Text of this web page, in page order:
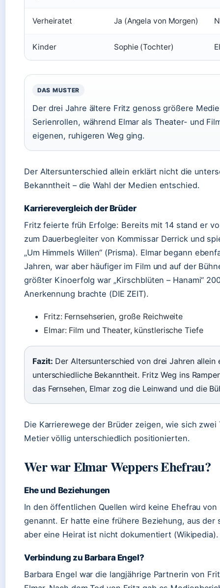
Verheiratet Ja (Angela von Morgen)
Kinder Sophie (Tochter)
DAS MUSTER
Der drei Jahre ältere Fritz genoss größere
Serienrollen, während Elmar als Theater- und
eigenen, ruhigeren Weg ging.
Der Altersunterschied allein erklärt nicht die
Bekanntheit – die Wahl der Medien entschied.
Karrierevergleich der Brüder
Fritz feierte früh Erfolge: Bereits mit 14 stand er
zum Dauerbegleiter von Kommissar Derrick und
„Um Himmels Willen“ (Prisma). Elmar begann
Jahren, war aber häufiger im Film und auf der
größter Kinoerfolg war „Kirschblüten – Hanami“
Anerkennung brachte (DIE ZEIT).
Fritz: Fernsehserien, große Reichweite
Elmar: Film und Theater, künstlerische Tiefe
Fazit: Der Altersunterschied von drei Jahren
unterschiedliche Bekanntheit. Fritz Weg ins
das Fernsehen, Elmar zog die Leinwand und die
Die Karrierewege der Brüder zeigen, wie sich zwei
Metier völlig unterschiedlich positionierten.
Wer war Elmar Weppers Ehefrau?
Ehe und Beziehungen
In den öffentlichen Quellen wird keine Ehefrau von
genannt. Er hatte eine frühere Beziehung, aus der
aber eine Heirat ist nicht dokumentiert (Wikipedia).
Verbindung zu Barbara Engel?
Barbara Engel war die langjährige Partnerin von